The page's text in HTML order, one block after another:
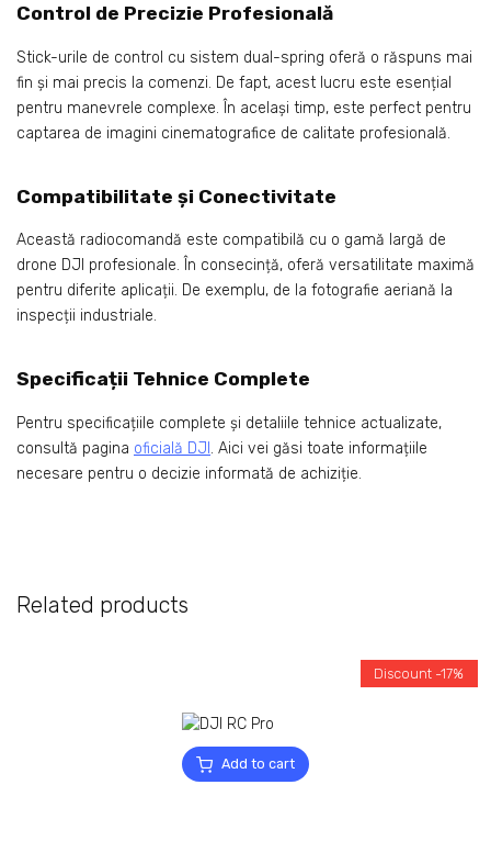
Control de Precizie Profesională
Stick-urile de control cu sistem dual-spring oferă o răspuns mai
fin și mai precis la comenzi. De fapt, acest lucru este esențial
pentru manevrele complexe. În același timp, este perfect pentru
captarea de imagini cinematografice de calitate profesională.
Compatibilitate și Conectivitate
Această radiocomandă este compatibilă cu o gamă largă de
drone DJI profesionale. În consecință, oferă versatilitate maximă
pentru diferite aplicații. De exemplu, de la fotografie aeriană la
inspecții industriale.
Specificații Tehnice Complete
Pentru specificațiile complete și detaliile tehnice actualizate,
consultă pagina oficială DJI . Aici vei găsi toate informațiile
necesare pentru o decizie informată de achiziție.
Related products
Add to cart
Discount -17%